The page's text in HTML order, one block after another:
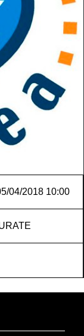
04/2018 10:00